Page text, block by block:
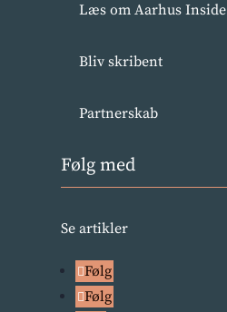
Læs om Aarhus Inside
Bliv skribent
Partnerskab
Følg med
Se artikler
Følg
Følg